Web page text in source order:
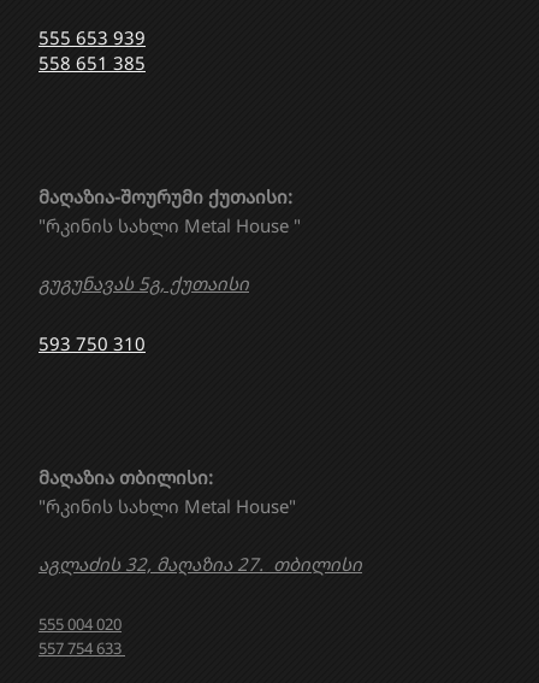
555 653 939
558 651 385
მაღაზია თბილისი:
"რკინის სახლი Metal House"
აგლაძის 32, მაღაზია 27. თბილისი
555 004 020
557 754 633
მაღაზია-შოურუმი ქუთაისი:
"რკინის სახლი Metal House "
გუგუნავას 5გ, ქუთაისი
593 750 310